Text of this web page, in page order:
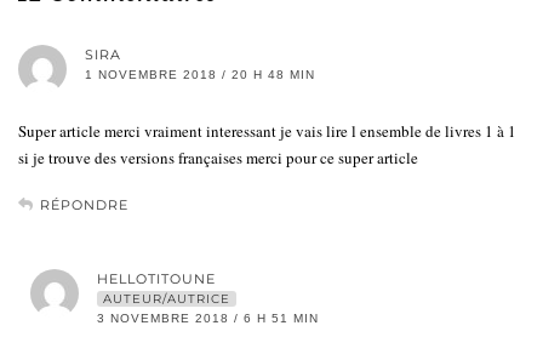
SIRA
1 NOVEMBRE 2018 / 20 H 48 MIN
Super article merci vraiment interessant je vais lire l ensemble de livres 1 à 1
si je trouve des versions françaises merci pour ce super article
RÉPONDRE
HELLOTITOUNE
AUTEUR/AUTRICE
3 NOVEMBRE 2018 / 6 H 51 MIN